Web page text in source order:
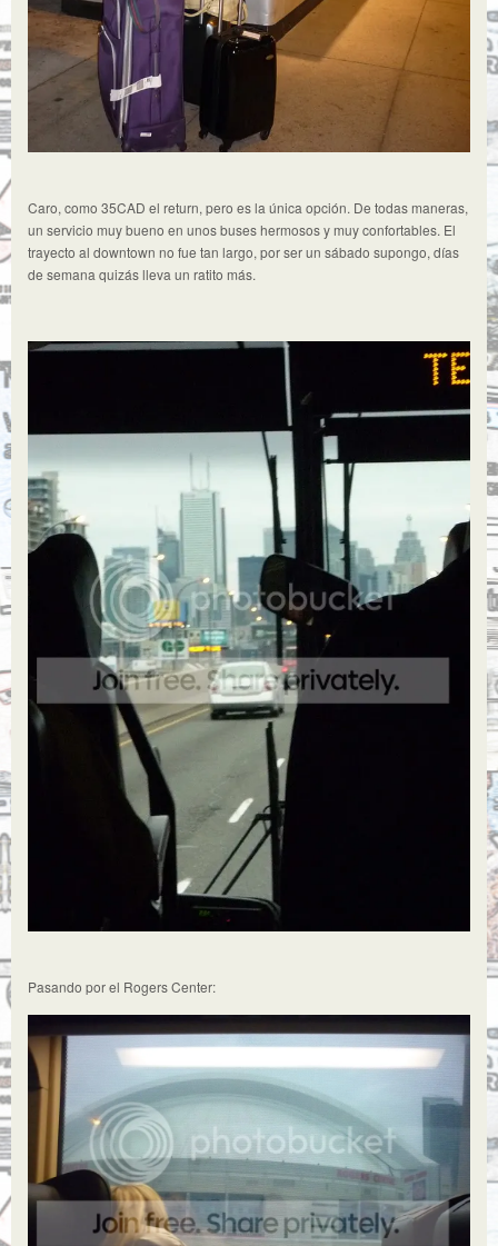
Caro, como 35CAD el return, pero es la única opción. De todas maneras,
un servicio muy bueno en unos buses hermosos y muy confortables. El
trayecto al downtown no fue tan largo, por ser un sábado supongo, días
de semana quizás lleva un ratito más.
Pasando por el Rogers Center: